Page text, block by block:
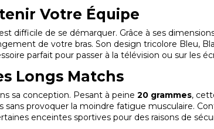
Votre Équipe
difficile de se démarquer. Grâce à ses
de votre bras. Son design tricolore Bleu,
parfait pour passer à la télévision ou sur les
Longs Matchs
sa conception. Pesant à peine20 grammes,
provoquer la moindre fatigue musculaire.
enceintes sportives pour des raisons de